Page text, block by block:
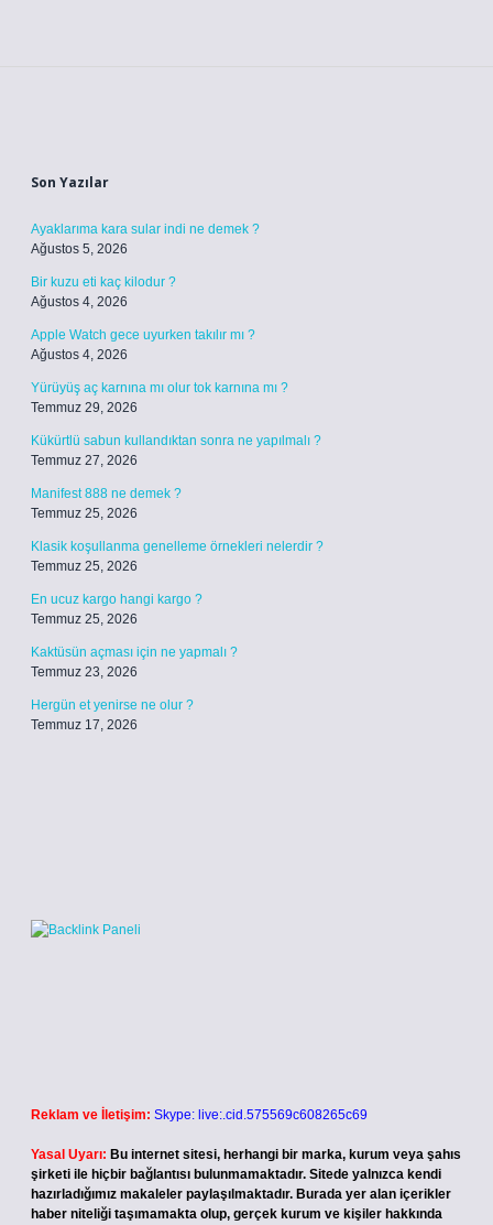
Son Yazılar
Ayaklarıma kara sular indi ne demek ?
Ağustos 5, 2026
Bir kuzu eti kaç kilodur ?
Ağustos 4, 2026
Apple Watch gece uyurken takılır mı ?
Ağustos 4, 2026
Yürüyüş aç karnına mı olur tok karnına mı ?
Temmuz 29, 2026
Kükürtlü sabun kullandıktan sonra ne yapılmalı ?
Temmuz 27, 2026
Manifest 888 ne demek ?
Temmuz 25, 2026
Klasik koşullanma genelleme örnekleri nelerdir ?
Temmuz 25, 2026
En ucuz kargo hangi kargo ?
Temmuz 25, 2026
Kaktüsün açması için ne yapmalı ?
Temmuz 23, 2026
Hergün et yenirse ne olur ?
Temmuz 17, 2026
Reklam ve İletişim: Skype: live:.cid.575569c608265c69
Yasal Uyarı: Bu internet sitesi, herhangi bir marka, kurum veya şahıs
şirketi ile hiçbir bağlantısı bulunmamaktadır. Sitede yalnızca kendi
hazırladığımız makaleler paylaşılmaktadır. Burada yer alan içerikler
haber niteliği taşımamakta olup, gerçek kurum ve kişiler hakkında